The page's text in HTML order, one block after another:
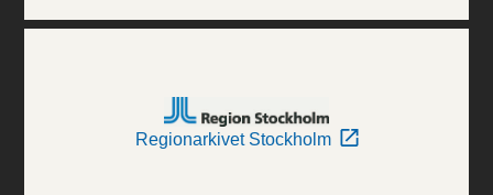
Regionarkivet Stockholm